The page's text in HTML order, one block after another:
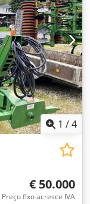
1 /4
€ 50.000
Preço fixo acresce IVA